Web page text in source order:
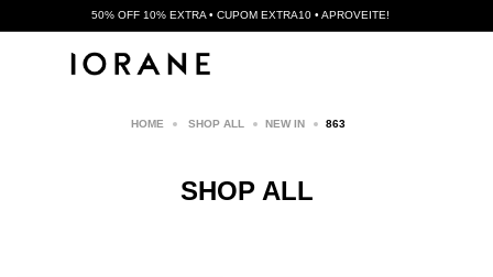
50% OFF 10% EXTRA • CUPOM EXTRA10 • APROVEITE!
SHOP ALL NEW IN 863
SHOP ALL